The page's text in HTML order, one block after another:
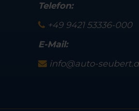
Telefon:
+49 9421 53336-000
E-Mail:
info@auto-